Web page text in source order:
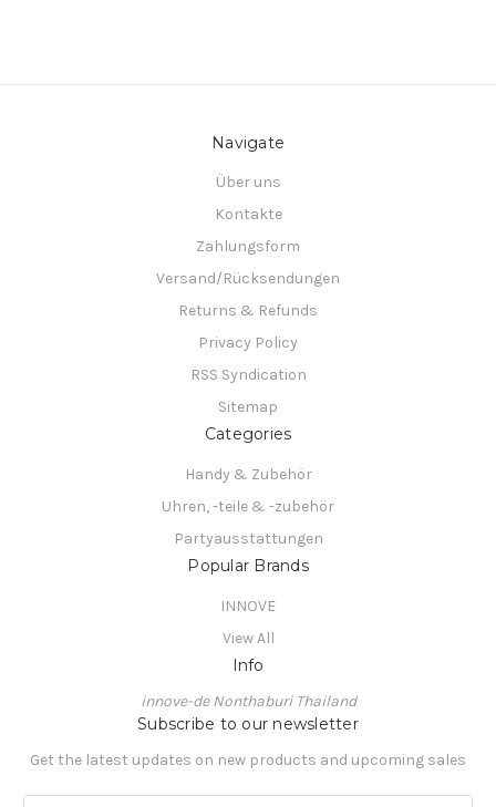
Navigate
Über uns
Kontakte
Zahlungsform
Versand/Rücksendungen
Returns & Refunds
Privacy Policy
RSS Syndication
Sitemap
Categories
Handy & Zubehör
Uhren, -teile & -zubehör
Partyausstattungen
Popular Brands
INNOVE
View All
Info
innove-de Nonthaburi Thailand
Subscribe to our newsletter
Get the latest updates on new products and upcoming sales